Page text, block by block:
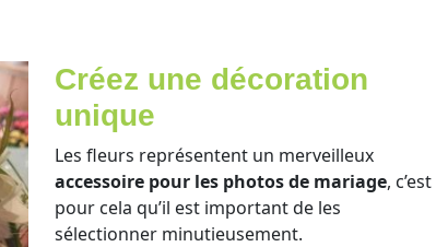
Créez une décoration
unique
Les fleurs représentent un merveilleux
accessoire pour les photos de mariage, c’est
pour cela qu’il est important de les
sélectionner minutieusement.